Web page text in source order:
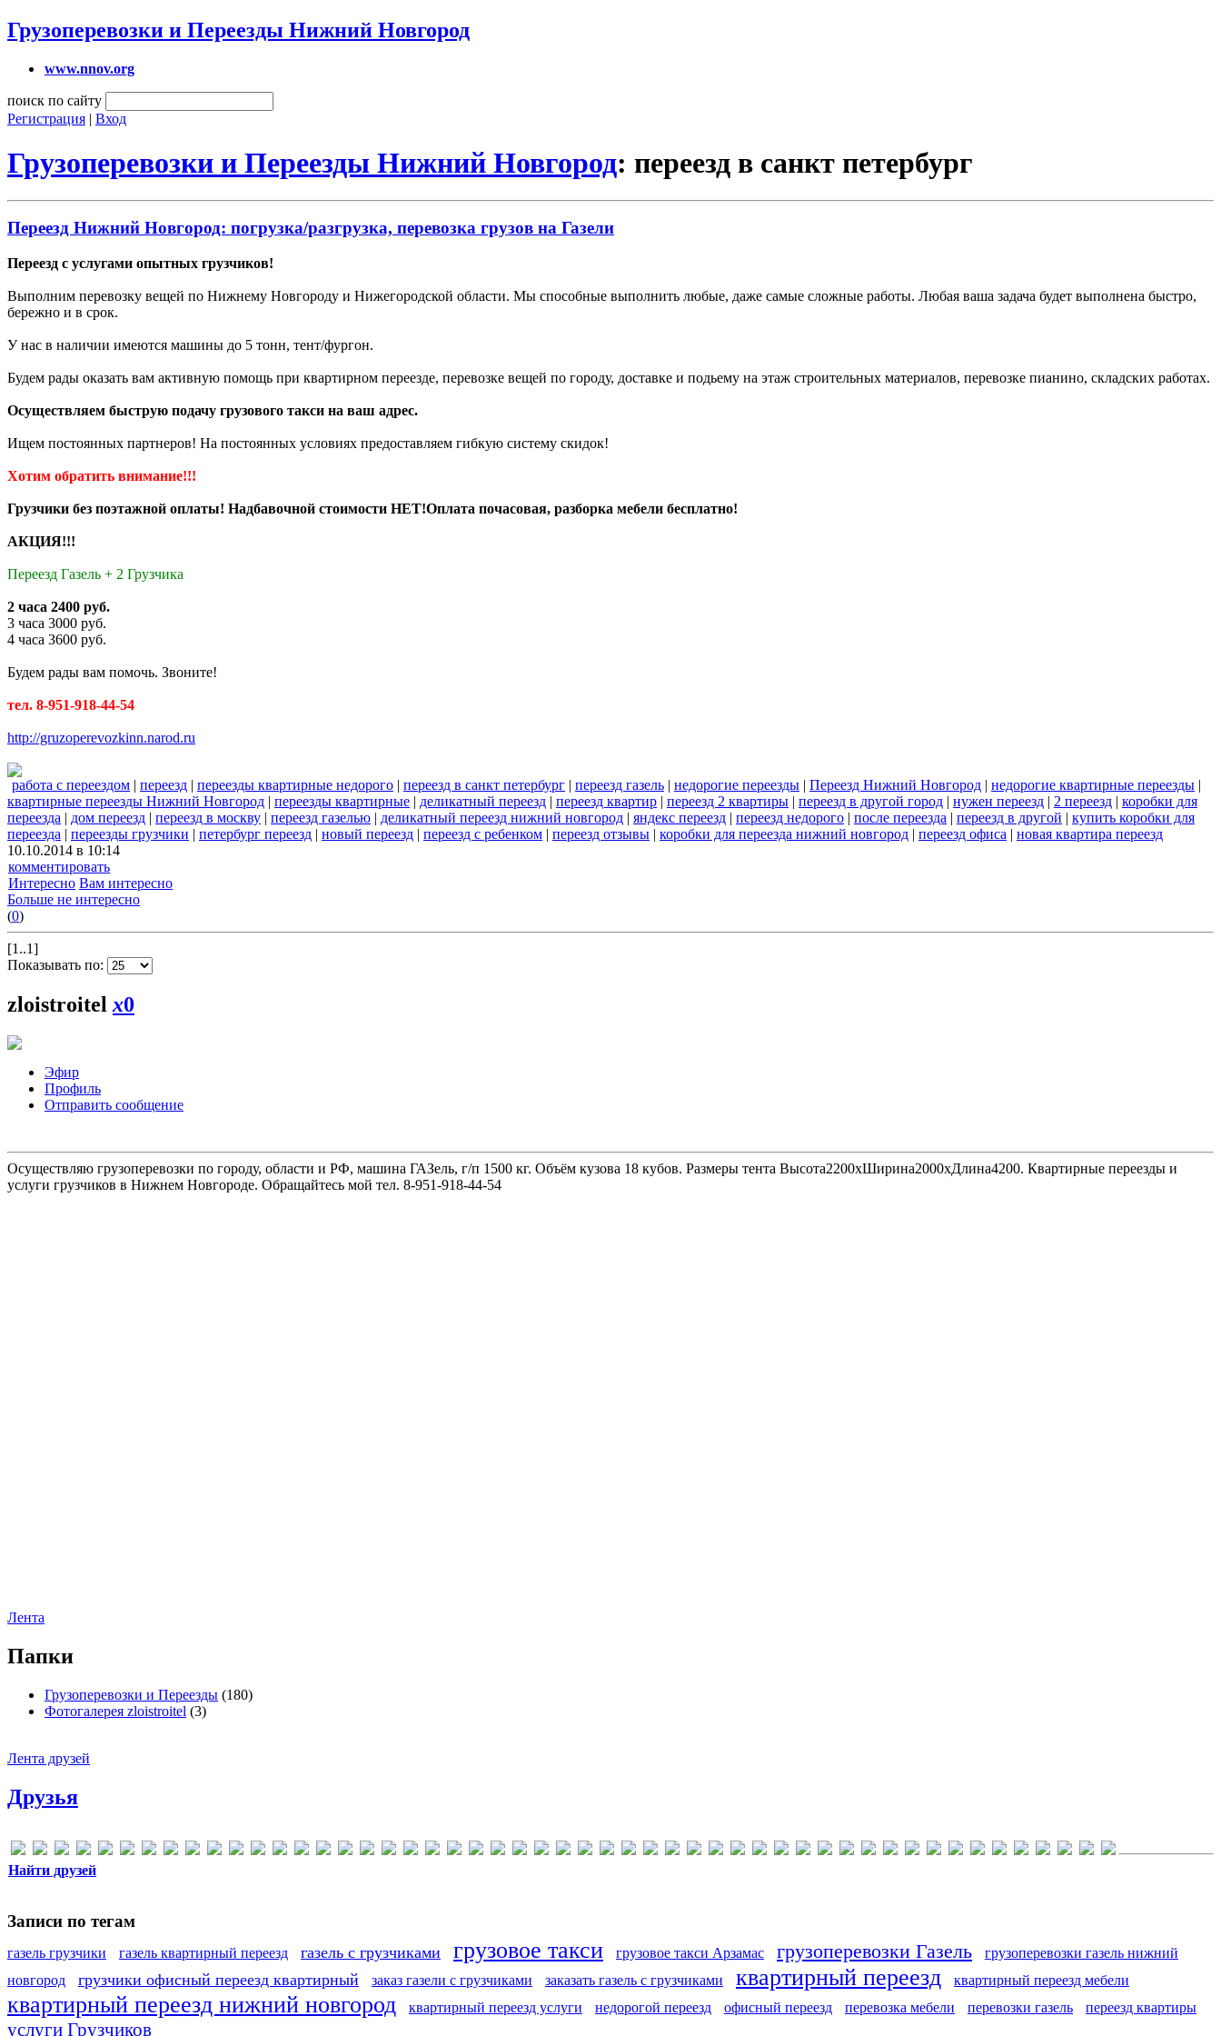
Грузоперевозки и Переезды Нижний Новгород
www.nnov.org
поиск по сайту
Регистрация | Вход
Грузоперевозки и Переезды Нижний Новгород: переезд в санкт петербург
Переезд Нижний Новгород: погрузка/разгрузка, перевозка грузов на Газели
Переезд с услугами опытных грузчиков!
Выполним перевозку вещей по Нижнему Новгороду и Нижегородской области. Мы способные выполнить любые, даже самые сложные работы. Любая ваша задача будет выполнена быстро,
бережно и в срок.
У нас в наличии имеются машины до 5 тонн, тент/фургон.
Будем рады оказать вам активную помощь при квартирном переезде, перевозке вещей по городу, доставке и подьему на этаж строительных материалов, перевозке пианино, складских работах.
Осуществляем быструю подачу грузового такси на ваш адрес.
Ищем постоянных партнеров! На постоянных условиях предоставляем гибкую систему скидок!
Хотим обратить внимание!!!
Грузчики без поэтажной оплаты! Надбавочной стоимости НЕТ!Оплата почасовая, разборка мебели бесплатно!
АКЦИЯ!!!
Переезд Газель + 2 Грузчика
2 часа 2400 руб.
3 часа 3000 руб.
4 часа 3600 руб.
Будем рады вам помочь. Звоните!
тел. 8-951-918-44-54
http://gruzoperevozkinn.narod.ru
работа с переездом | переезд | переезды квартирные недорого | переезд в санкт петербург | переезд газель | недорогие переезды | Переезд Нижний Новгород | недорогие квартирные переезды |
квартирные переезды Нижний Новгород | переезды квартирные | деликатный переезд | переезд квартир | переезд 2 квартиры | переезд в другой город | нужен переезд | 2 переезд | коробки для
переезда | дом переезд | переезд в москву | переезд газелью | деликатный переезд нижний новгород | яндекс переезд | переезд недорого | после переезда | переезд в другой | купить коробки для
переезда | переезды грузчики | петербург переезд | новый переезд | переезд с ребенком | переезд отзывы | коробки для переезда нижний новгород | переезд офиса | новая квартира переезд
10.10.2014 в 10:14
комментировать
Интересно Вам интересно
Больше не интересно
(0)
[1..1]
Показывать по:
zloistroitel x0
Эфир
Профиль
Отправить сообщение
Осуществляю грузоперевозки по городу, области и РФ, машина ГАЗель, г/п 1500 кг. Объём кузова 18 кубов. Размеры тента Высота2200хШирина2000хДлина4200. Квартирные переезды и
услуги грузчиков в Нижнем Новгороде. Обращайтесь мой тел. 8-951-918-44-54
Лента
Папки
Грузоперевозки и Переезды (180)
Фотогалерея zloistroitel (3)
Лента друзей
Друзья
Найти друзей
Записи по тегам
газель грузчики газель квартирный переезд газель с грузчиками грузовое такси грузовое такси Арзамас грузоперевозки Газель
грузоперевозки газель нижний
новгород
грузчики офисный переезд квартирный заказ газели с грузчиками заказать газель с грузчиками квартирный переезд квартирный переезд мебели
квартирный переезд нижний новгород квартирный переезд услуги недорогой переезд офисный переезд перевозка мебели перевозки газель переезд квартиры
услуги Грузчиков